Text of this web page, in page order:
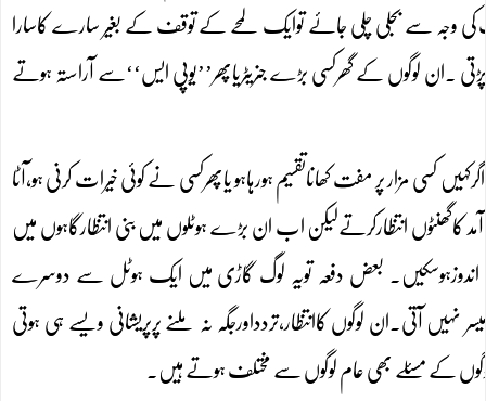
کی وجہ سے بجلی چلی جائے توایک لمحے کے توقف کے بغیر سارے کاسارا
۔ان لوگوں کے گھرکسی بڑے جنریٹریاپھر’’یوپی ایس‘‘سے آراستہ ہوتے
مزار پر مفت کھاناتقسیم ہورہاہو یاپھرکسی نے کوئی خیرات کرنی ہو،آٹا
کاگھنٹوں انتظارکرتےلیکن اب ان بڑے ہوٹلوں میں بنی انتظارگاہوں میں
اندوزہوسکیں۔ بعض دفعہ تویہ لوگ گاڑی میں ایک ہوٹل سے دوسرے
لوگوں کاانتظار،تردداورجگہ نہ ملنے پرپریشانی ویسے ہی ہوتی
کے مسئلے بھی عام لوگوں سے مختلف ہوتے ہیں۔